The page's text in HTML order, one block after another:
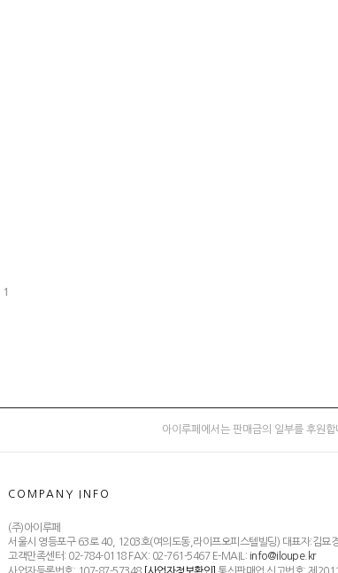
1
아이루페에서는 판매금의 일부를 후원합
COMPANY INFO
(주)아이루페
서울시 영등포구 63로 40, 1203호(여의도동,라이프오피스텔빌딩) 대표자:김묘
고객만족센터: 02-784-0118 FAX: 02-761-5467 E-MAIL: info@iloupe.kr
사업자등록번호: 107-87-57348
통신판매업 신고번호: 제